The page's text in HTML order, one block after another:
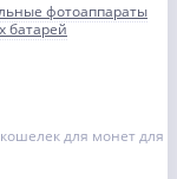
фотоаппараты
батарей
для монет для